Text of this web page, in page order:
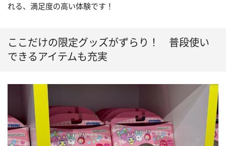
れる、満足度の高い体験です！
ここだけの限定グッズがずらり！ 普段使い
できるアイテムも充実